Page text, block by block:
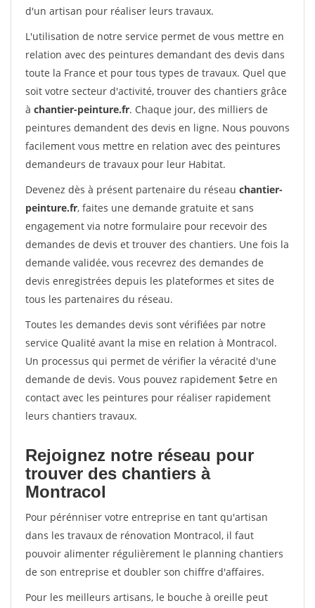
d'un artisan pour réaliser leurs travaux.
L'utilisation de notre service permet de vous mettre en
relation avec des peintures demandant des devis dans
toute la France et pour tous types de travaux. Quel que
soit votre secteur d'activité, trouver des chantiers grâce
à chantier-peinture.fr. Chaque jour, des milliers de
peintures demandent des devis en ligne. Nous pouvons
facilement vous mettre en relation avec des peintures
demandeurs de travaux pour leur Habitat.
Devenez dès à présent partenaire du réseau chantier-
peinture.fr, faites une demande gratuite et sans
engagement via notre formulaire pour recevoir des
demandes de devis et trouver des chantiers. Une fois la
demande validée, vous recevrez des demandes de
devis enregistrées depuis les plateformes et sites de
tous les partenaires du réseau.
Toutes les demandes devis sont vérifiées par notre
service Qualité avant la mise en relation à Montracol.
Un processus qui permet de vérifier la véracité d'une
demande de devis. Vous pouvez rapidement $etre en
contact avec les peintures pour réaliser rapidement
leurs chantiers travaux.
Rejoignez notre réseau pour
trouver des chantiers à
Montracol
Pour pérénniser votre entreprise en tant qu'artisan
dans les travaux de rénovation Montracol, il faut
pouvoir alimenter régulièrement le planning chantiers
de son entreprise et doubler son chiffre d'affaires.
Pour les meilleurs artisans, le bouche à oreille peut